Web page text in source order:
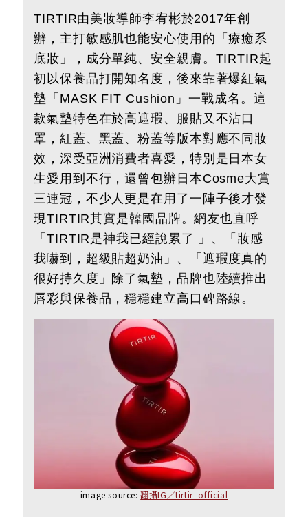
TIRTIR由美妝導師李宥彬於2017年創
辦，主打敏感肌也能安心使用的「療癒系
底妝」，成分單純、安全親膚。TIRTIR起
初以保養品打開知名度，後來靠著爆紅氣
墊「MASK FIT Cushion」一戰成名。這
款氣墊特色在於高遮瑕、服貼又不沾口
罩，紅蓋、黑蓋、粉蓋等版本對應不同妝
效，深受亞洲消費者喜愛，特別是日本女
生愛用到不行，還曾包辦日本Cosme大賞
三連冠，不少人更是在用了一陣子後才發
現TIRTIR其實是韓國品牌。網友也直呼
「TIRTIR是神我已經說累了 」、「妝感
我嚇到，超級貼超奶油」、「遮瑕度真的
很好持久度」除了氣墊，品牌也陸續推出
唇彩與保養品，穩穩建立高口碑路線。
image source: 翻攝IG／tirtir_official